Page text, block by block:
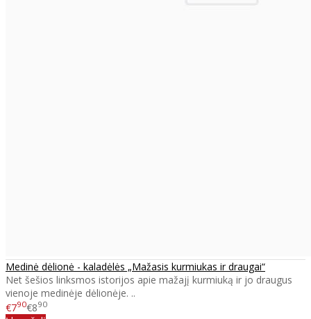
Medinė dėlionė - kaladėlės „Mažasis kurmiukas ir draugai“
Net šešios linksmos istorijos apie mažajį kurmiuką ir jo draugus
vienoje medinėje dėlionėje. ..
€790€890